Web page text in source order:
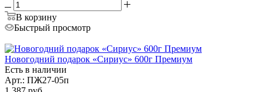
В корзину
Быстрый просмотр
Новогодний подарок «Сириус» 600г Премиум
Есть в наличии
Арт.: ПЖ27-05п